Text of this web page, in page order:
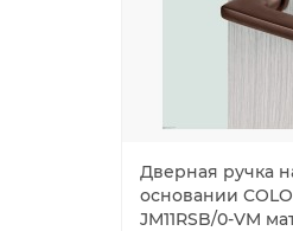
Дверная ручка
основании
JM11RSB/0-VM